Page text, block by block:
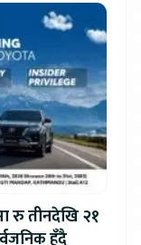
रु तीनदेखि २१
हुँदै